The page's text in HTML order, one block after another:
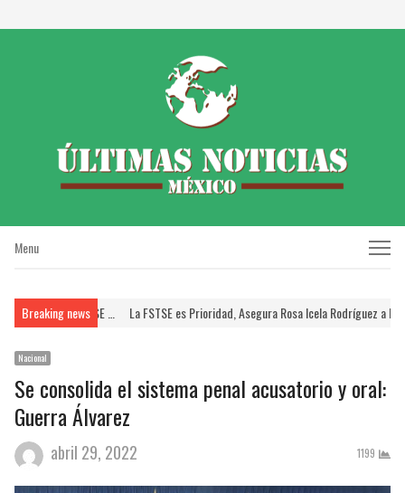
Menu
Menu
Breaking news
Brinda FSTSE … La FSTSE es Prioridad, Asegura Rosa Icela Rodríguez a
Nacional
Se consolida el sistema penal acusatorio y oral:
Guerra Álvarez
abril 29, 2022 1199